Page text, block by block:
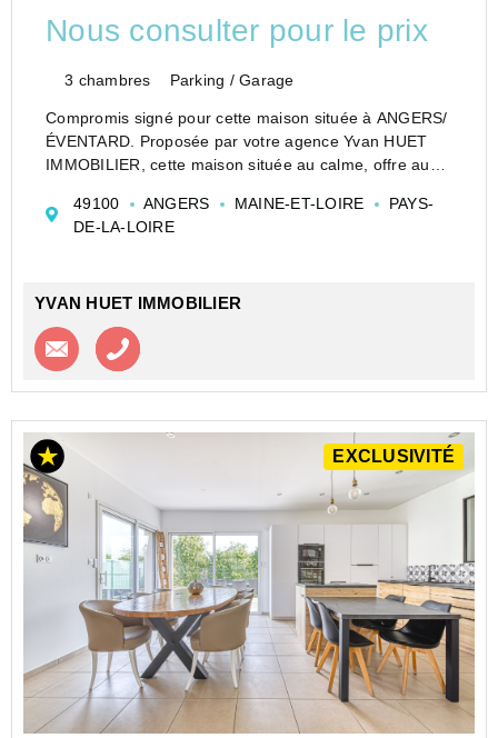
Nous consulter pour le prix
3 chambres Parking / Garage
Compromis signé pour cette maison située à ANGERS/
ÉVENTARD. Proposée par votre agence Yvan HUET
IMMOBILIER, cette maison située au calme, offre au
cuisine équipée donnant sur une véranda, wc, salle de
bains...
49100 ANGERS MAINE-ET-LOIRE
PAYS-
DE-LA-LOIRE
YVAN HUET IMMOBILIER
Contacter l'agence
EXCLUSIVITÉ